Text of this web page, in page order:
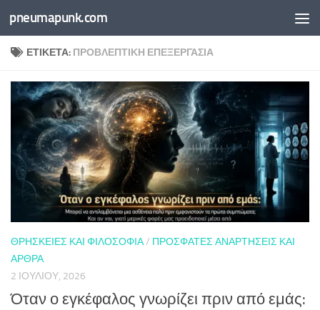
Skip to content
pneumapunk.com
ΕΤΙΚΈΤΑ: ΠΡΟΒΛΕΠΤΙΚΉ ΕΠΕΞΕΡΓΑΣΊΑ
ΘΡΗΣΚΕΊΕΣ ΚΑΙ ΦΙΛΟΣΟΦΊΑ/ ΠΡΌΣΦΑΤΕΣ ΑΝΑΡΤΉΣΕΙΣ ΚΑΙ
ΆΡΘΡΑ
2 ΙΟΥΛΊΟΥ, 2026
Όταν ο εγκέφαλος γνωρίζει πριν από εμάς: